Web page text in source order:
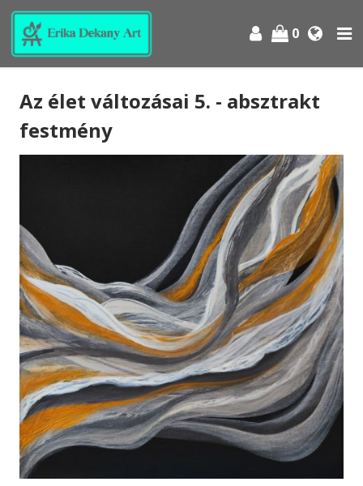
0
Az élet változásai 5. - absztrakt
festmény